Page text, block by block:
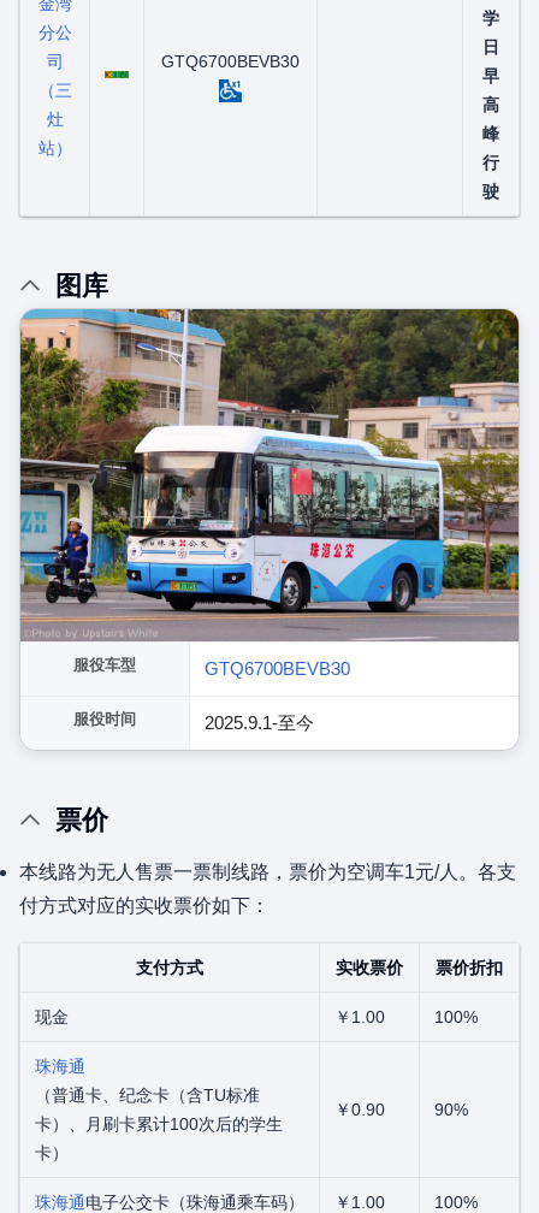
分公
司
（三
灶
站）
粤C01085D
GTQ6700BEVB30
学
日
早
高
峰
行
驶
图库
服役车型 GTQ6700BEVB30
服役时间 2025.9.1-至今
票价
本线路为无人售票一票制线路，票价为空调车1元/人。各支
付方式对应的实收票价如下：
支付方式 实收票价 票价折扣
现金 ￥1.00 100%
珠海通
（普通卡、纪念卡（含TU标准
卡）、月刷卡累计100次后的学生
卡）
￥0.90 90%
珠海通电子公交卡（珠海通乘车码） ￥1.00 100%